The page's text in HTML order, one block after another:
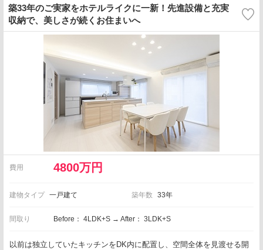
築33年のご実家をホテルライクに一新！先進設備と充実
収納で、美しさが続くお住まいへ
費用 4800万円
建物タイプ 一戸建て 築年数 33年
間取り Before： 4LDK+S → After： 3LDK+S
以前は独立していたキッチンをDK内に配置し、空間全体を見渡せる開